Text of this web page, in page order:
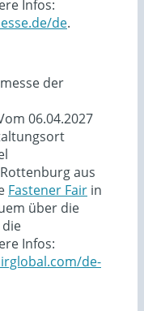
Infos:
de.
der
06.04.2027
aus
Fastener Fair in
über die
Infos:
de-